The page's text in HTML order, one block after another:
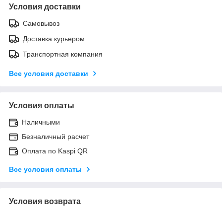
Условия доставки
Самовывоз
Доставка курьером
Транспортная компания
Все условия доставки
Условия оплаты
Наличными
Безналичный расчет
Оплата по Kaspi QR
Все условия оплаты
Условия возврата